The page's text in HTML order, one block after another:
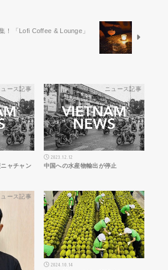
！「Lofi Coffee & Lounge」
ュース記事
ャチャン
ニュース記事
2023.12.12
中国への水産物輸出が停止
ュース記事 ニュース記事
2024.10.14